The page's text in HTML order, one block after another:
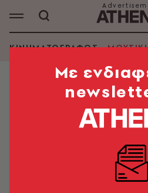
ΚΙΝΗΜΑΤΟΓΡΑΦΟΣ
Η μοναδική ιστορία
Records: Μία μέρα
καταστρέψεις τα
Πώς δημιουργήθηκε στο
Mε